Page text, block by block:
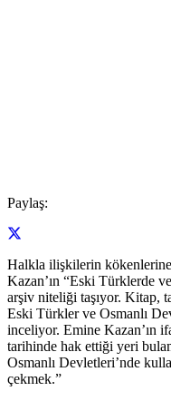
Paylaş:
Halkla ilişkilerin
Kazan’ın “Eski Türklerde
arşiv niteliği taşıyor. Kitap,
Eski Türkler ve Osmanlı
inceliyor. Emine Kazan’ın
tarihinde hak ettiği yeri
Osmanlı Devletleri’nde
çekmek.”